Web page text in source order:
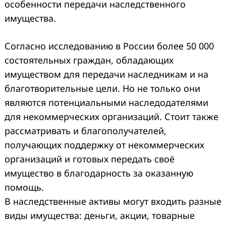
особенности передачи наследственного
имущества.
Согласно исследованию в России более 50 000
состоятельных граждан, обладающих
имуществом для передачи наследникам и на
благотворительные цели. Но не только они
являются потенциальными наследодателями
для некоммерческих организаций. Стоит также
рассматривать и благополучателей,
получающих поддержку от некоммерческих
организаций и готовых передать своё
имущество в благодарность за оказанную
помощь.
В наследственные активы могут входить разные
виды имущества: деньги, акции, товарные